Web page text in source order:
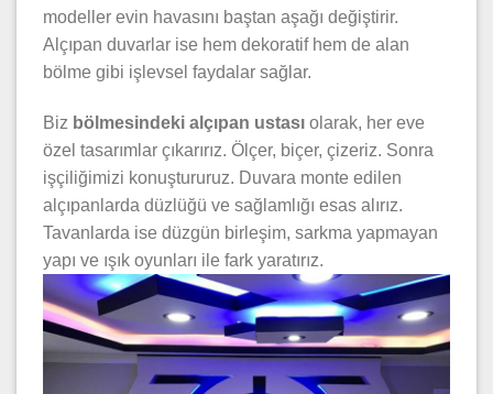
modeller evin havasını baştan aşağı değiştirir.
Alçıpan duvarlar ise hem dekoratif hem de alan
bölme gibi işlevsel faydalar sağlar.
Biz bölmesindeki alçıpan ustası olarak, her eve
özel tasarımlar çıkarırız. Ölçer, biçer, çizeriz. Sonra
işçiliğimizi konuştururuz. Duvara monte edilen
alçıpanlarda düzlüğü ve sağlamlığı esas alırız.
Tavanlarda ise düzgün birleşim, sarkma yapmayan
yapı ve ışık oyunları ile fark yaratırız.